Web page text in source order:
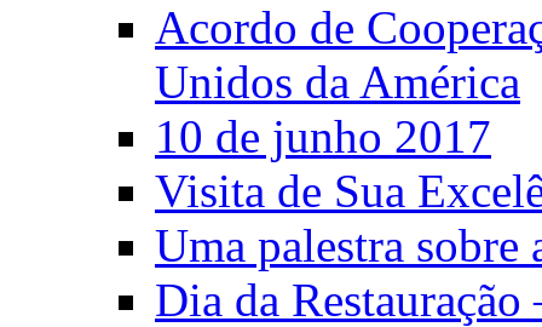
Acordo de
Unidos da América
10 de junho 2017
Visita de Sua
Uma palestra sobre
Dia da Restauração